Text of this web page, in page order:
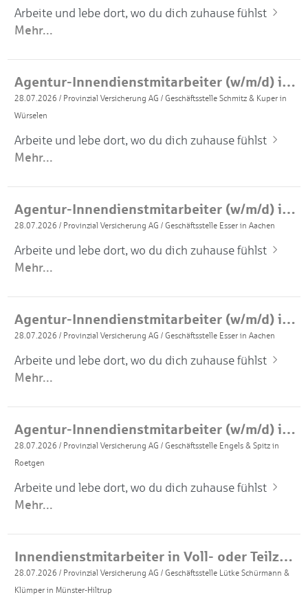
Arbeite und lebe dort, wo du dich zuhause fühlst
Mehr...
Agentur-Innendienstmitarbeiter (w/m/d) in Teilzeit
28.07.2026 / Provinzial Versicherung AG /Geschäftsstelle Schmitz & Kuper in
Würselen
Arbeite und lebe dort, wo du dich zuhause fühlst
Mehr...
Agentur-Innendienstmitarbeiter (w/m/d) in Teilzeit
28.07.2026 / Provinzial Versicherung AG /Geschäftsstelle Esser in Aachen
Arbeite und lebe dort, wo du dich zuhause fühlst
Mehr...
Agentur-Innendienstmitarbeiter (w/m/d) in Teilzeit
28.07.2026 / Provinzial Versicherung AG /Geschäftsstelle Esser in Aachen
Arbeite und lebe dort, wo du dich zuhause fühlst
Mehr...
Agentur-Innendienstmitarbeiter (w/m/d) in Teilzeit
28.07.2026 / Provinzial Versicherung AG /Geschäftsstelle Engels & Spitz in
Roetgen
Arbeite und lebe dort, wo du dich zuhause fühlst
Mehr...
Innendienstmitarbeiter in Voll- oder Teilzeit (m/w/d)
28.07.2026 / Provinzial Versicherung AG /Geschäftsstelle Lütke Schürmann &
Klümper in Münster-Hiltrup